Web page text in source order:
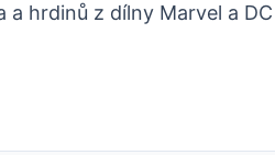
a hrdinů z dílny Marvel a